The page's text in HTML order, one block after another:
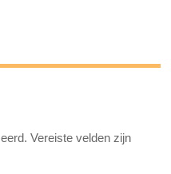
Vereiste velden zijn